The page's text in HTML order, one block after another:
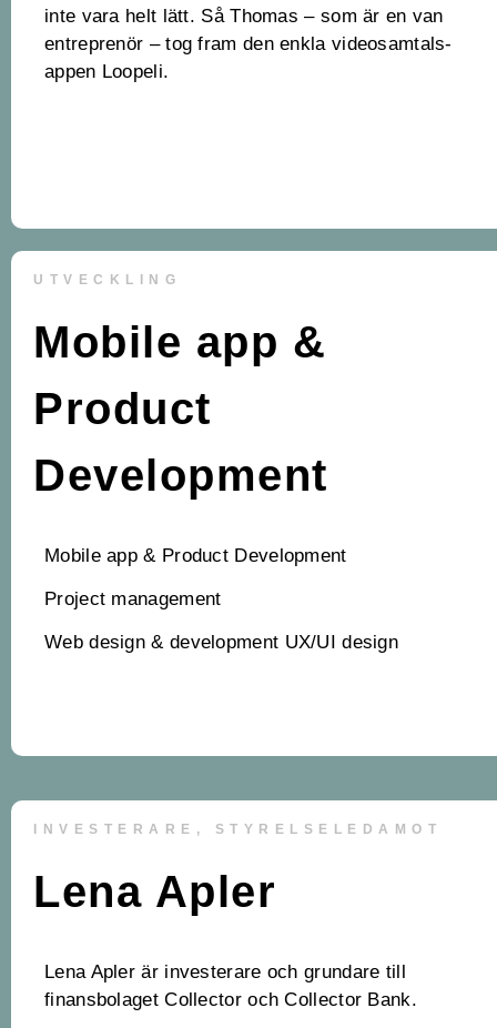
inte vara helt lätt. Så Thomas – som är en van
entreprenör – tog fram den enkla videosamtals-
appen Loopeli.
UTVECKLING
Mobile app &
Product
Development
Mobile app & Product Development
Project management
Web design & development UX/UI design
INVESTERARE, STYRELSELEDAMOT
Lena Apler
Lena Apler är investerare och grundare till
finansbolaget Collector och Collector Bank.